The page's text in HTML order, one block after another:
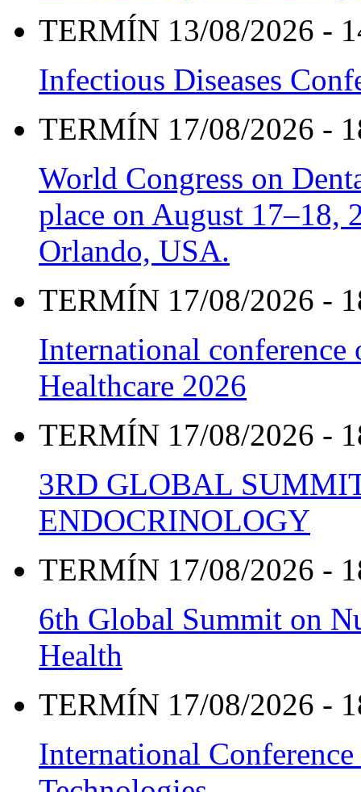
TERMÍN 13/08/2026 -
Infectious Diseases
TERMÍN 17/08/2026 -
World Congress on
place on August 17–18,
Orlando, USA.
TERMÍN 17/08/2026 -
International
Healthcare 2026
TERMÍN 17/08/2026 -
3RD GLOBAL
ENDOCRINOLOGY
TERMÍN 17/08/2026 -
6th Global Summit on
Health
TERMÍN 17/08/2026 -
International